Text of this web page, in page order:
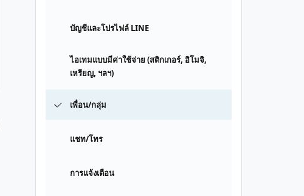
บัญชีและโปรไฟล์ LINE
ไอเทมแบบมีค่าใช้จ่าย (สติกเกอร์, อิโมจิ,
เหรียญ, ฯลฯ)
เพื่อน/กลุ่ม
แชท/โทร
การแจ้งเตือน